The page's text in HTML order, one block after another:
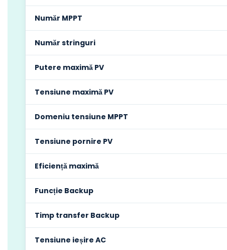
Număr MPPT
Număr stringuri
Putere maximă PV
Tensiune maximă PV
Domeniu tensiune MPPT
Tensiune pornire PV
Eficiență maximă
Funcție Backup
Timp transfer Backup
Tensiune ieșire AC